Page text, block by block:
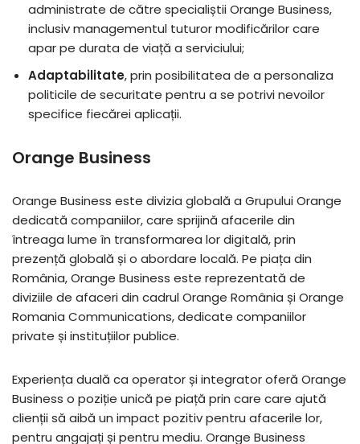
administrate de către specialiștii Orange Business,
inclusiv managementul tuturor modificărilor care
apar pe durata de viață a serviciului;
Adaptabilitate, prin posibilitatea de a personaliza
politicile de securitate pentru a se potrivi nevoilor
specifice fiecărei aplicații.
Orange Business
Orange Business este divizia globală a Grupului Orange
dedicată companiilor, care sprijină afacerile din
întreaga lume în transformarea lor digitală, prin
prezență globală și o abordare locală. Pe piața din
România, Orange Business este reprezentată de
diviziile de afaceri din cadrul Orange România și Orange
Romania Communications, dedicate companiilor
private și instituțiilor publice.
Experiența duală ca operator și integrator oferă Orange
Business o poziție unică pe piață prin care care ajută
clienții să aibă un impact pozitiv pentru afacerile lor,
pentru angajați și pentru mediu. Orange Business